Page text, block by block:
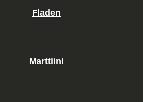
Fladen
Marttiini